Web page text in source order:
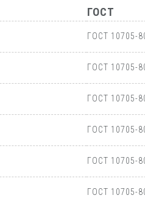
ГОСТ
ГОСТ 10705-
ГОСТ 10705-
ГОСТ 10705-
ГОСТ 10705-
ГОСТ 10705-
ГОСТ 10705-